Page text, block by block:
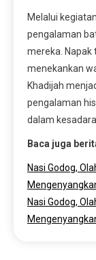
Melalui
pengalaman
mereka. Napak
menekankan
Khadijah
pengalaman
dalam
Baca juga
Nasi Godog,
Nasi Godog,